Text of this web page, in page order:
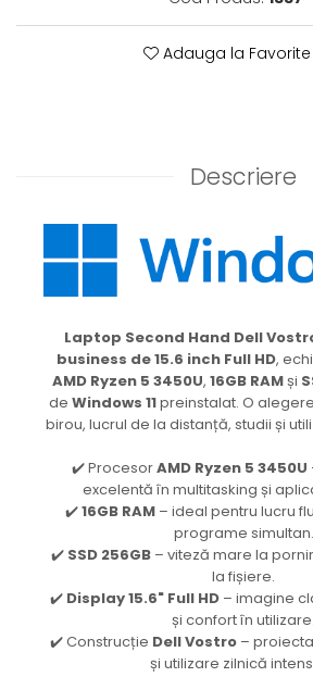
Adauga la Favorite
Descriere
Laptop Second Hand Dell
business de 15.6 inch Full HD,
AMD Ryzen 5 3450U, 16GB RAMși
de Windows 11preinstalat. O
birou, lucrul de la distanță, studii și
✔️ ProcesorAMD Ryzen 5 3450U
excelentă în multitasking și
✔️16GB RAM– ideal pentru lucru
programe simultan.
✔️ SSD 256GB – viteză mare la
la fișiere.
✔️ Display 15.6" Full HD– imagine
și confort în utilizare.
✔️ Construcție Dell Vostro –
și utilizare zilnică